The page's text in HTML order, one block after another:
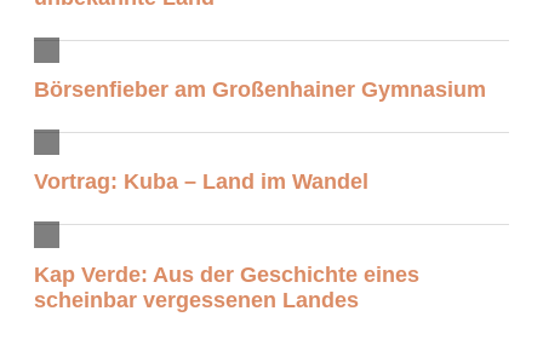
Börsenfieber am Großenhainer Gymnasium
Vortrag: Kuba – Land im Wandel
Kap Verde: Aus der Geschichte eines
scheinbar vergessenen Landes